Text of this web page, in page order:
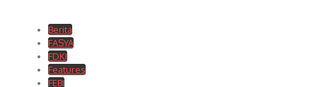
Berita
FASYA
FDKI
Features
FEBI